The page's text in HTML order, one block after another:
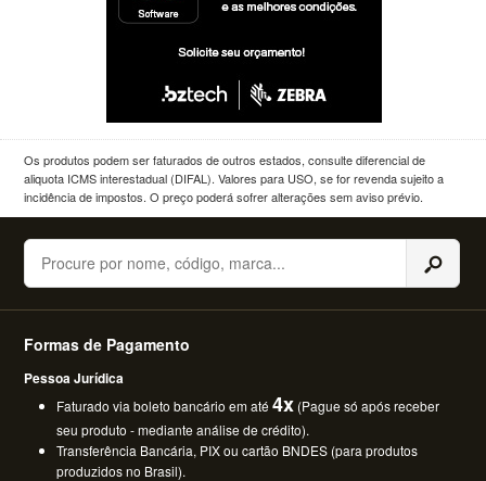
Os produtos podem ser faturados de outros estados, consulte diferencial de
aliquota ICMS interestadual (DIFAL). Valores para USO, se for revenda sujeito a
incidência de impostos. O preço poderá sofrer alterações sem aviso prévio.
Buscar
Formas de Pagamento
Pessoa Jurídica
Faturado via boleto bancário em até4x (Pague só após receber
seu produto - mediante análise de crédito).
Transferência Bancária, PIX ou cartão BNDES (para produtos
produzidos no Brasil).